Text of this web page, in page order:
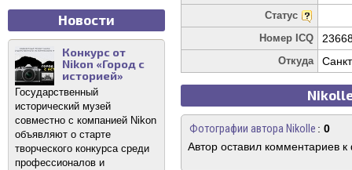
Новости
Конкурс от
Nikon «Город с
историей»
Государственный
исторический музей
совместно с компанией Nikon
объявляют о старте
творческого конкурса среди
профессионалов и
Статус
Номер ICQ
Откуда
Фотографии автора Nikolle : 0
Автор оставил комментариев